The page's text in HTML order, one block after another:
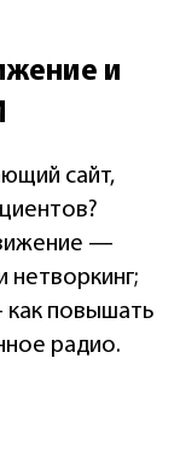
и
сайт,
—
повышать
радио.